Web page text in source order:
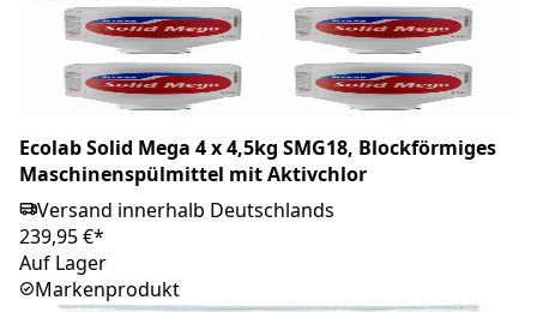
Ecolab Solid Mega 4 x 4,5kg SMG18, Blockförmiges
Maschinenspülmittel mit Aktivchlor
Versand innerhalb Deutschlands
239,95 €*
Auf Lager
Markenprodukt